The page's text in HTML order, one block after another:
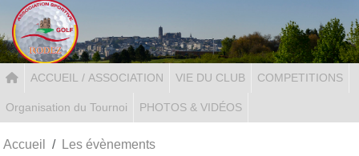
ACCUEIL / ASSOCIATION VIE DU CLUB COMPETITIONS
Organisation du Tournoi PHOTOS & VIDÉOS
Accueil Les évènements
Panneau de gestion des cookies